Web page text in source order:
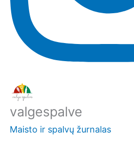
valgespalve
Maisto ir spalvų žurnalas